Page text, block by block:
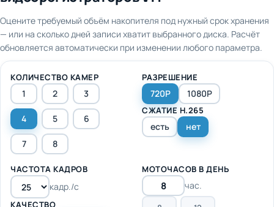
— или на сколько дней записи хватит выбранного диска. Расчёт
обновляется автоматически при изменении любого параметра.
1 2 3
4 5 6
7 8
720P 1080P
СЖАТИЕ H.265
есть нет
КАЧЕСТВО